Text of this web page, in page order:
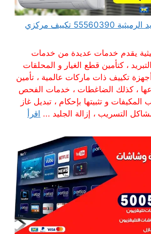
فني تكييف وتبريد الرميثية 55560390 تكييف مركزي
يقدم خدمات عديدة من خدمات
، كتأمين قطع الغيار و المحلقات
أجهزة تكييف ذات ماركات عالمية ، تأمين
، كذلك الضاغطات ، خدمات الفحص
المكيفات و تثبيتها بإحكام ، تبديل غاز
التسريب ، إزالة الجليد ... اقرأ